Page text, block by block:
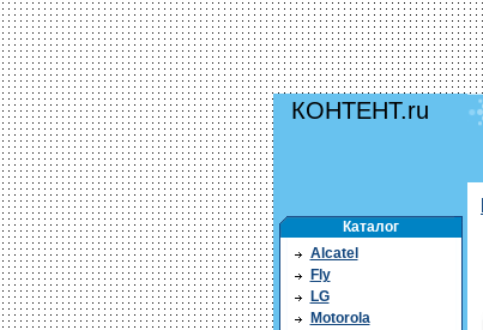
КОНТЕНТ.ru
Каталог
Alcatel
Fly
LG
Motorola